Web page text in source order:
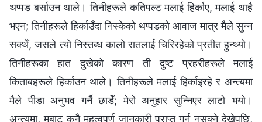
थप्पड बर्साउन थाले। तिनीहरूले कतिपल्ट मलाई हिर्काए, मलाई थाहै
भएन; तिनीहरूले हिर्काउँदा निस्केको थप्पडको आवाज मात्र मैले सुन्‍न
सक्‍थेँ, जसले त्यो निस्तब्ध कालो रातलाई चिरिरहेको प्रतीत हुन्थ्यो।
तिनीहरूका हात दुखेको कारण ती दुष्ट प्रहरीहरूले मलाई
किताबहरूले हिर्काउन थाले। तिनीहरूले मलाई हिर्काइरहे र अन्त्यमा
मैले पीडा अनुभव गर्नै छाडेँ; मेरो अनुहार सुन्‍निएर लाटो भयो।
अन्त्यमा, मबाट कुनै महत्वपूर्ण जानकारी प्राप्त गर्न नसक्‍ने देखेपछि,